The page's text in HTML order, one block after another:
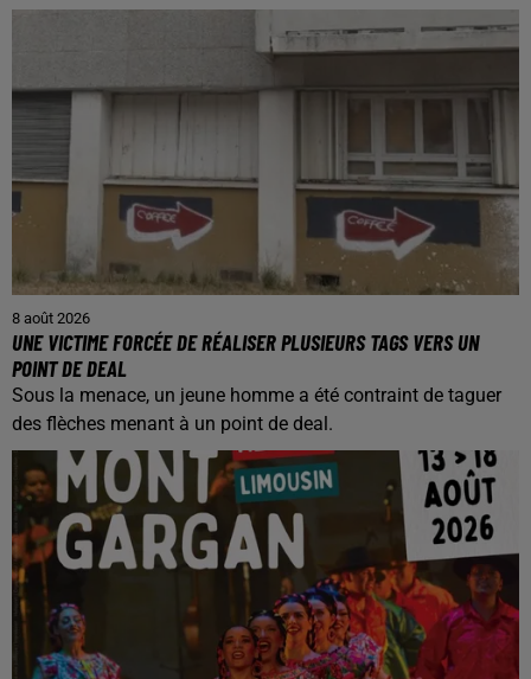
8 août 2026
UNE VICTIME FORCÉE DE RÉALISER PLUSIEURS TAGS VERS UN
POINT DE DEAL
Sous la menace, un jeune homme a été contraint de taguer
des flèches menant à un point de deal.